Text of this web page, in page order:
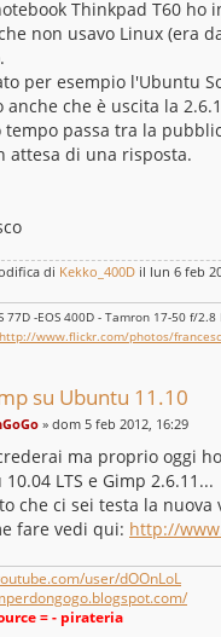
Thinkpad T60 ho
non usavo Linux (era
per esempio l'Ubuntu
anche che è uscita la
tempo passa tra la
attesa di una risposta.
di Kekko_400D il lun 6 feb
77D -EOS 400D - Tamron 17-50 f/
http://www.flickr.com/photos/
su Ubuntu 11.10
» dom 5 feb 2012, 16:29
ma proprio oggi
LTS e Gimp 2.6.11...
che ci sei testa la
fare vedi qui: http://
user/dOOnLoL
= - pirateria